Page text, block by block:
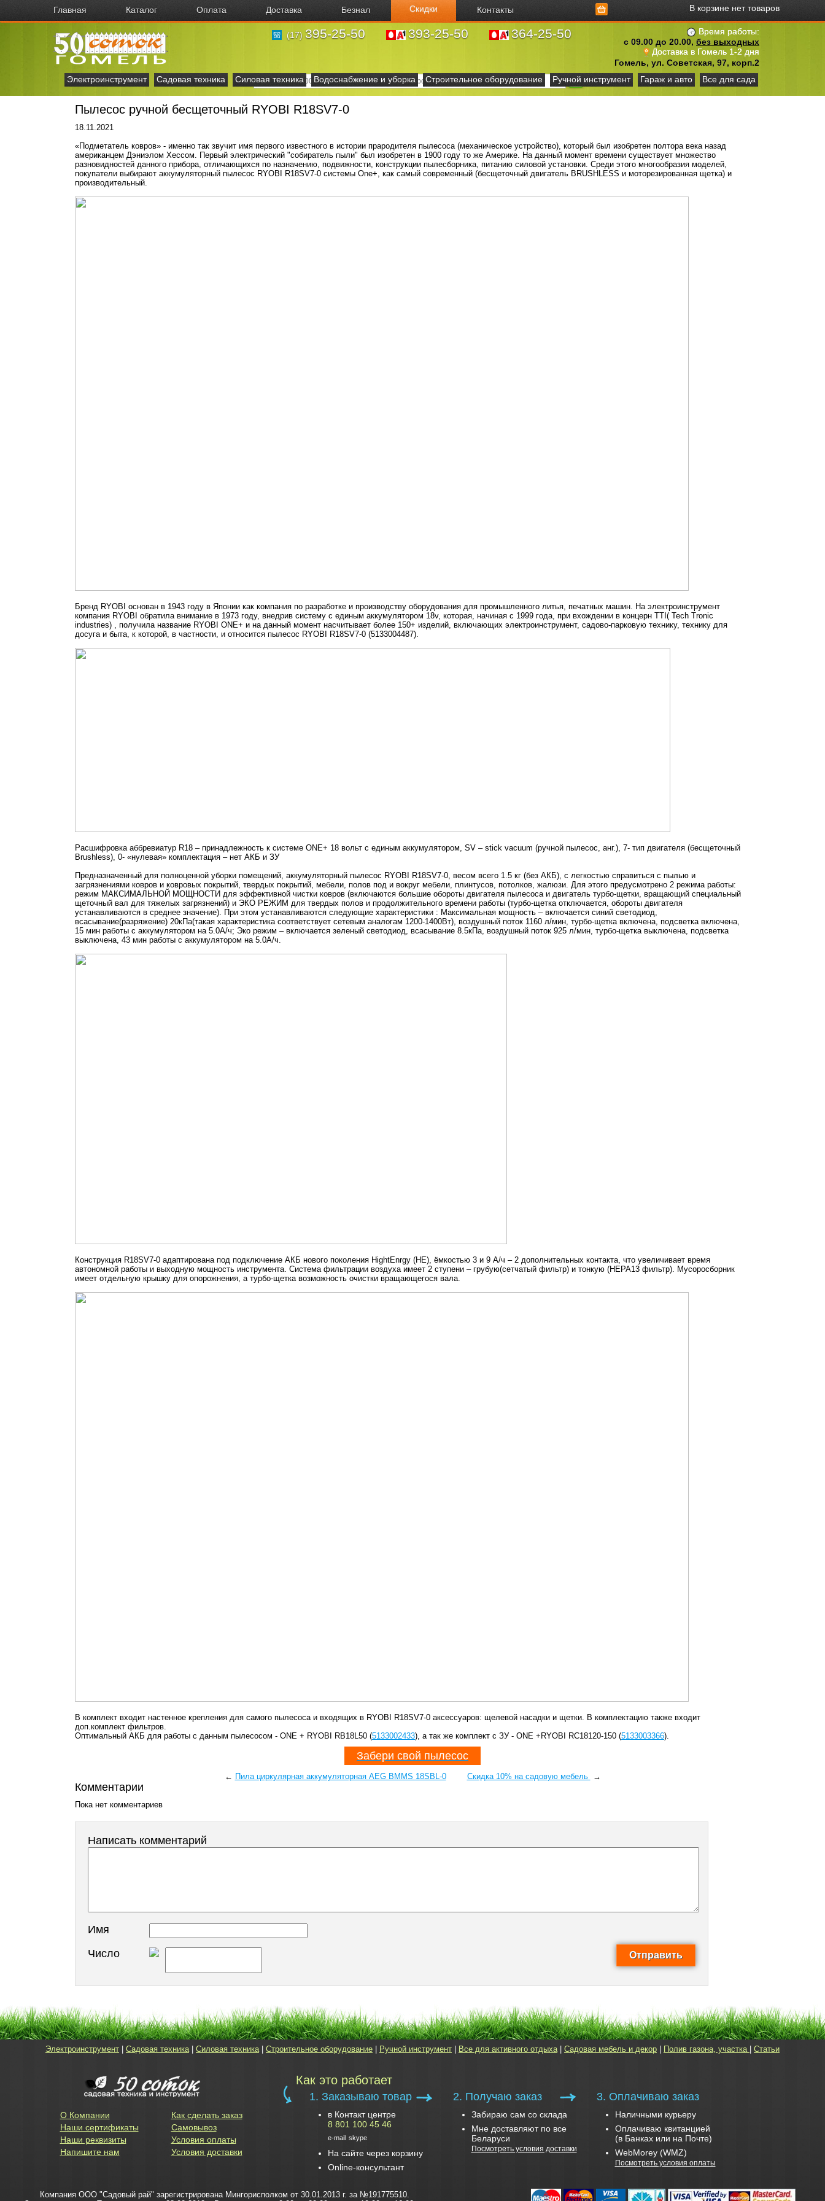
Главная Каталог Оплата Доставка Безнал Скидки Контакты В корзине нет товаров
Время работы:
с 09.00 до 20.00, без выходных
Доставка в Гомель 1-2 дня
Гомель, ул. Советская, 97, корп.2
(17) 395-25-50 393-25-50 364-25-50
Электроинструмент Садовая техника Силовая техника Водоснабжение и уборка Строительное оборудование Ручной инструмент Гараж и авто Все для сада
Пылесос ручной бесщеточный RYOBI R18SV7-0
18.11.2021
«Подметатель ковров» - именно так звучит имя первого известного в истории прародителя пылесоса (механическое устройство), который был изобретен полтора века назад
американцем Дэниэлом Хессом. Первый электрический "собиратель пыли" был изобретен в 1900 году то же Америке. На данный момент времени существует множество
разновидностей данного прибора, отличающихся по назначению, подвижности, конструкции пылесборника, питанию силовой установки. Среди этого многообразия моделей,
покупатели выбирают аккумуляторный пылесос RYOBI R18SV7-0 системы One+, как самый современный (бесщеточный двигатель BRUSHLESS и моторезированная щетка) и
производительный.
Бренд RYOBI основан в 1943 году в Японии как компания по разработке и производству оборудования для промышленного литья, печатных машин. На электроинструмент
компания RYOBI обратила внимание в 1973 году, внедрив систему с единым аккумулятором 18v, которая, начиная с 1999 года, при вхождении в концерн TTI( Tech Tronic
industries) , получила название RYOBI ONE+ и на данный момент насчитывает более 150+ изделий, включающих электроинструмент, садово-парковую технику, технику для
досуга и быта, к которой, в частности, и относится пылесос RYOBI R18SV7-0 (5133004487).
Расшифровка аббревиатур R18 – принадлежность к системе ONE+ 18 вольт с единым аккумулятором, SV – stick vacuum (ручной пылесос, анг.), 7- тип двигателя (бесщеточный
Brushless), 0- «нулевая» комплектация – нет АКБ и ЗУ
Предназначенный для полноценной уборки помещений, аккумуляторный пылесос RYOBI R18SV7-0, весом всего 1.5 кг (без АКБ), с легкостью справиться с пылью и
загрязнениями ковров и ковровых покрытий, твердых покрытий, мебели, полов под и вокруг мебели, плинтусов, потолков, жалюзи. Для этого предусмотрено 2 режима работы:
режим МАКСИМАЛЬНОЙ МОЩНОСТИ для эффективной чистки ковров (включаются большие обороты двигателя пылесоса и двигатель турбо-щетки, вращающий специальный
щеточный вал для тяжелых загрязнений) и ЭКО РЕЖИМ для твердых полов и продолжительного времени работы (турбо-щетка отключается, обороты двигателя
устанавливаются в среднее значение). При этом устанавливаются следующие характеристики : Максимальная мощность – включается синий светодиод,
всасывание(разряжение) 20кПа(такая характеристика соответствует сетевым аналогам 1200-1400Вт), воздушный поток 1160 л/мин, турбо-щетка включена, подсветка включена,
15 мин работы с аккумулятором нa 5.0А/ч; Эко режим – включается зеленый светодиод, всасывание 8.5кПа, воздушный поток 925 л/мин, турбо-щетка выключена, подсветка
выключена, 43 мин работы с аккумулятором на 5.0A/ч.
Конструкция R18SV7-0 адаптирована под подключение АКБ нового поколения HightEnrgy (HE), ёмкостью 3 и 9 А/ч – 2 дополнительных контакта, что увеличивает время
автономной работы и выходную мощность инструмента. Система фильтрации воздуха имеет 2 ступени – грубую(сетчатый фильтр) и тонкую (HEPA13 фильтр). Мусоросборник
имеет отдельную крышку для опорожнения, а турбо-щетка возможность очистки вращающегося вала.
В комплект входит настенное крепления для самого пылесоса и входящих в RYOBI R18SV7-0 аксессуаров: щелевой насадки и щетки. В комплектацию также входит
доп.комплект фильтров.
Оптимальный АКБ для работы с данным пылесосом - ONE + RYOBI RB18L50 (5133002433), а так же комплект с ЗУ - ONE +RYOBI RC18120-150 (5133003366).
Забери свой пылесос
← Пила циркулярная аккумуляторная AEG BMMS 18SBL-0 Скидка 10% на садовую мебель →
Комментарии
Пока нет комментариев
Написать комментарий
Имя
Число
Электроинструмент Садовая техника| Силовая техника| Строительное оборудование Ручной инструмент Все для активного отдыха| Садовая мебель и декор Полив газона, участка Статьи
О Компании
Наши сертификаты
Наши реквизиты
Напишите нам
Как сделать заказ
Самовывоз
Условия оплаты
Условия доставки
Как это работает
1. Заказываю товар
в Контакт центре
8 801 100 45 46
e-mail skype
На сайте через корзину
Online-консультант
2. Получаю заказ
Забираю сам со склада
Мне доставляют по все
Беларуси
Посмотреть условия доставки
3. Оплачиваю заказ
Наличными курьеру
Оплачиваю квитанцией
(в Банках или на Почте)
WebMorey (WMZ)
Посмотреть условия оплаты
Компания ООО "Садовый рай" зарегистрирована Мингорисполком от 30.01.2013 г. за №191775510.